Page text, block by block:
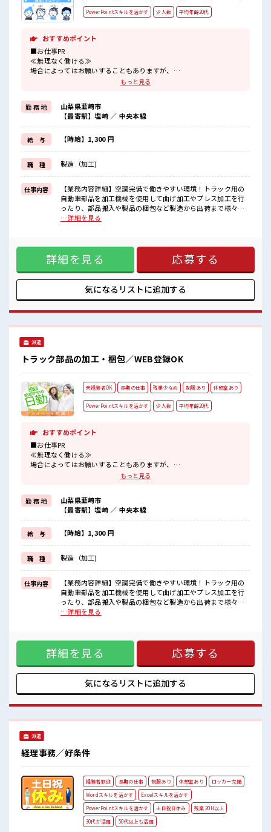
PowerPointスキルを活かす 少人数 平均年齢20代
おすすめポイント
■お仕事PR
≪無理なく働ける≫
場合によってはお願いすることもありますが、
制服があるので、
毎日の服装の悩み解消♪
≪初めての仕事だけど自分にもできそう≫
新しいことにチャレンジするのは不安だけど、
しっかり働く環境が整っています！
イチからスキルUP・ステップUP目指していきましょう！
≪自分に向いている仕事が探せる≫
困った事などがあれば、
担当がしっかりサポートします！
■職場の雰囲気
少人数ですぐに馴染むことができそう♪
アットホームな環境☆
ここから経験積んでいきましょ！
もっと見る
勤 務 地
山梨県韮崎市
【最寄駅】塩崎 ／ 中央本線
給 与 【時給】1,300 円
職 種 製造（加工)
仕事内容
【業務内容詳細】空調完備で働きやすい環境！トラック用の
自動車部品を加工機械を使用して曲げ加工やプレス加工を行
ったり、部品搬入や製品の梱包など製造から出荷まで様々な
ことを行う業務【取扱製品情報】トラックのサイドミラーや
てはお願いすることもありますが、 残業はほとんどナシ！ ≪
動きやすい制服アリ≫ 制服があるので、 毎日の服装の悩み解
消♪ ≪初めての仕事だけど自分にもできそう≫ 新しいことに
チャレンジするのは不安だけど、 しっかり働く環境が整って
います！ イチからスキルUP・ステップUP目指していきまし
ょう！ ≪自分に向いている仕事が探せる≫ 困った事などがあ
数ですぐに馴染むことができそう♪ アットホームな環境☆ 20
代が多数活躍中！ 社会人経験が浅くてもOK！ ここから経験
…詳細を見る
詳細を見る 応募する
気になるリストに追加する
派遣
トラック部品の加工・梱包／WEB登録OK
未経験者OK 長期の仕事 残業少なめ 制服あり 休憩室あり
PowerPointスキルを活かす 少人数 平均年齢20代
おすすめポイント
■お仕事PR
≪無理なく働ける≫
場合によってはお願いすることもありますが、
制服があるので、
毎日の服装の悩み解消♪
≪初めての仕事だけど自分にもできそう≫
新しいことにチャレンジするのは不安だけど、
しっかり働く環境が整っています！
イチからスキルUP・ステップUP目指していきましょう！
≪自分に向いている仕事が探せる≫
困った事などがあれば、
担当がしっかりサポートします！
■職場の雰囲気
少人数ですぐに馴染むことができそう♪
アットホームな環境☆
ここから経験積んでいきましょ！
もっと見る
勤 務 地
山梨県韮崎市
【最寄駅】塩崎 ／ 中央本線
給 与 【時給】1,300 円
職 種 製造（加工)
仕事内容
【業務内容詳細】空調完備で働きやすい環境！トラック用の
自動車部品を加工機械を使用して曲げ加工やプレス加工を行
ったり、部品搬入や製品の梱包など製造から出荷まで様々な
ことを行う業務【取扱製品情報】トラックのサイドミラーや
てはお願いすることもありますが、 残業はほとんどナシ！ ≪
動きやすい制服アリ≫ 制服があるので、 毎日の服装の悩み解
消♪ ≪初めての仕事だけど自分にもできそう≫ 新しいことに
チャレンジするのは不安だけど、 しっかり働く環境が整って
います！ イチからスキルUP・ステップUP目指していきまし
ょう！ ≪自分に向いている仕事が探せる≫ 困った事などがあ
数ですぐに馴染むことができそう♪ アットホームな環境☆ 20
代が多数活躍中！ 社会人経験が浅くてもOK！ ここから経験
…詳細を見る
詳細を見る 応募する
気になるリストに追加する
派遣
経理事務／好条件
経験者歓迎 長期の仕事 制服あり 休憩室あり
ロッカー完備
Wordスキルを活かす
Excelスキルを活かす
PowerPointスキルを活かす
土日祝日休み
残業 20H以上
30代が活躍
50代以上も活躍